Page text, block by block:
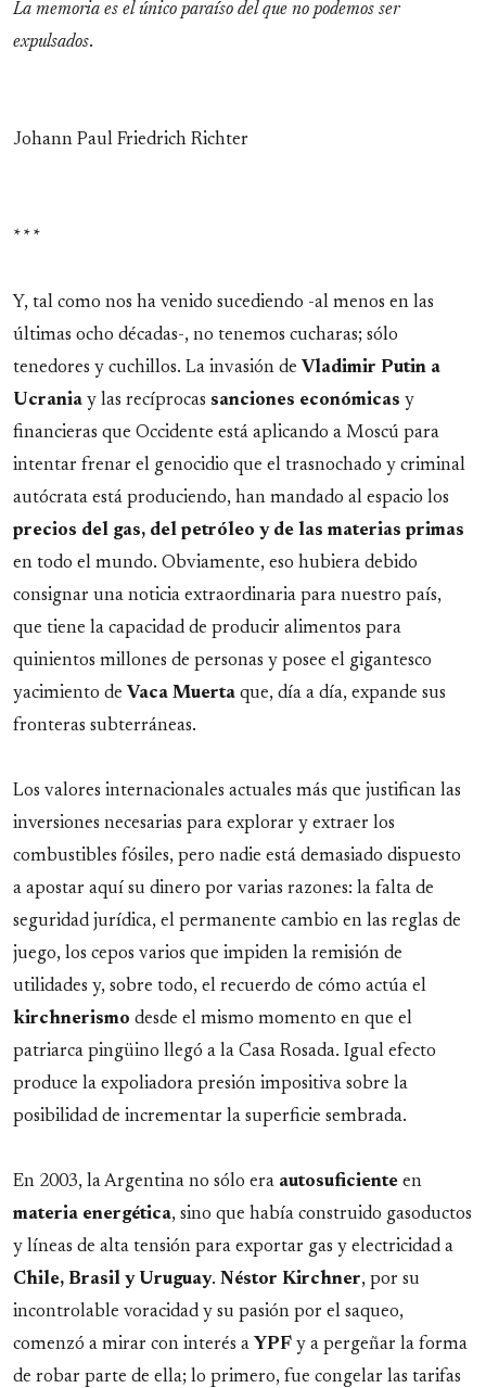
La memoria es el único paraíso del que no podemos ser
expulsados.
Johann Paul Friedrich Richter
* * *
Y, tal como nos ha venido sucediendo -al menos en las
últimas ocho décadas-, no tenemos cucharas; sólo
tenedores y cuchillos. La invasión de Vladimir Putin a
Ucrania y las recíprocas sanciones económicas y
financieras que Occidente está aplicando a Moscú para
intentar frenar el genocidio que el trasnochado y criminal
autócrata está produciendo, han mandado al espacio los
precios del gas, del petróleo y de las materias primas
en todo el mundo. Obviamente, eso hubiera debido
consignar una noticia extraordinaria para nuestro país,
que tiene la capacidad de producir alimentos para
quinientos millones de personas y posee el gigantesco
yacimiento de Vaca Muerta que, día a día, expande sus
fronteras subterráneas.
Los valores internacionales actuales más que justifican las
inversiones necesarias para explorar y extraer los
combustibles fósiles, pero nadie está demasiado dispuesto
a apostar aquí su dinero por varias razones: la falta de
seguridad jurídica, el permanente cambio en las reglas de
juego, los cepos varios que impiden la remisión de
utilidades y, sobre todo, el recuerdo de cómo actúa el
kirchnerismo desde el mismo momento en que el
patriarca pingüino llegó a la Casa Rosada. Igual efecto
produce la expoliadora presión impositiva sobre la
posibilidad de incrementar la superficie sembrada.
En 2003, la Argentina no sólo era autosuficiente en
materia energética, sino que había construido gasoductos
y líneas de alta tensión para exportar gas y electricidad a
Chile, Brasil y Uruguay. Néstor Kirchner, por su
incontrolable voracidad y su pasión por el saqueo,
comenzó a mirar con interés a YPF y a pergeñar la forma
de robar parte de ella; lo primero, fue congelar las tarifas